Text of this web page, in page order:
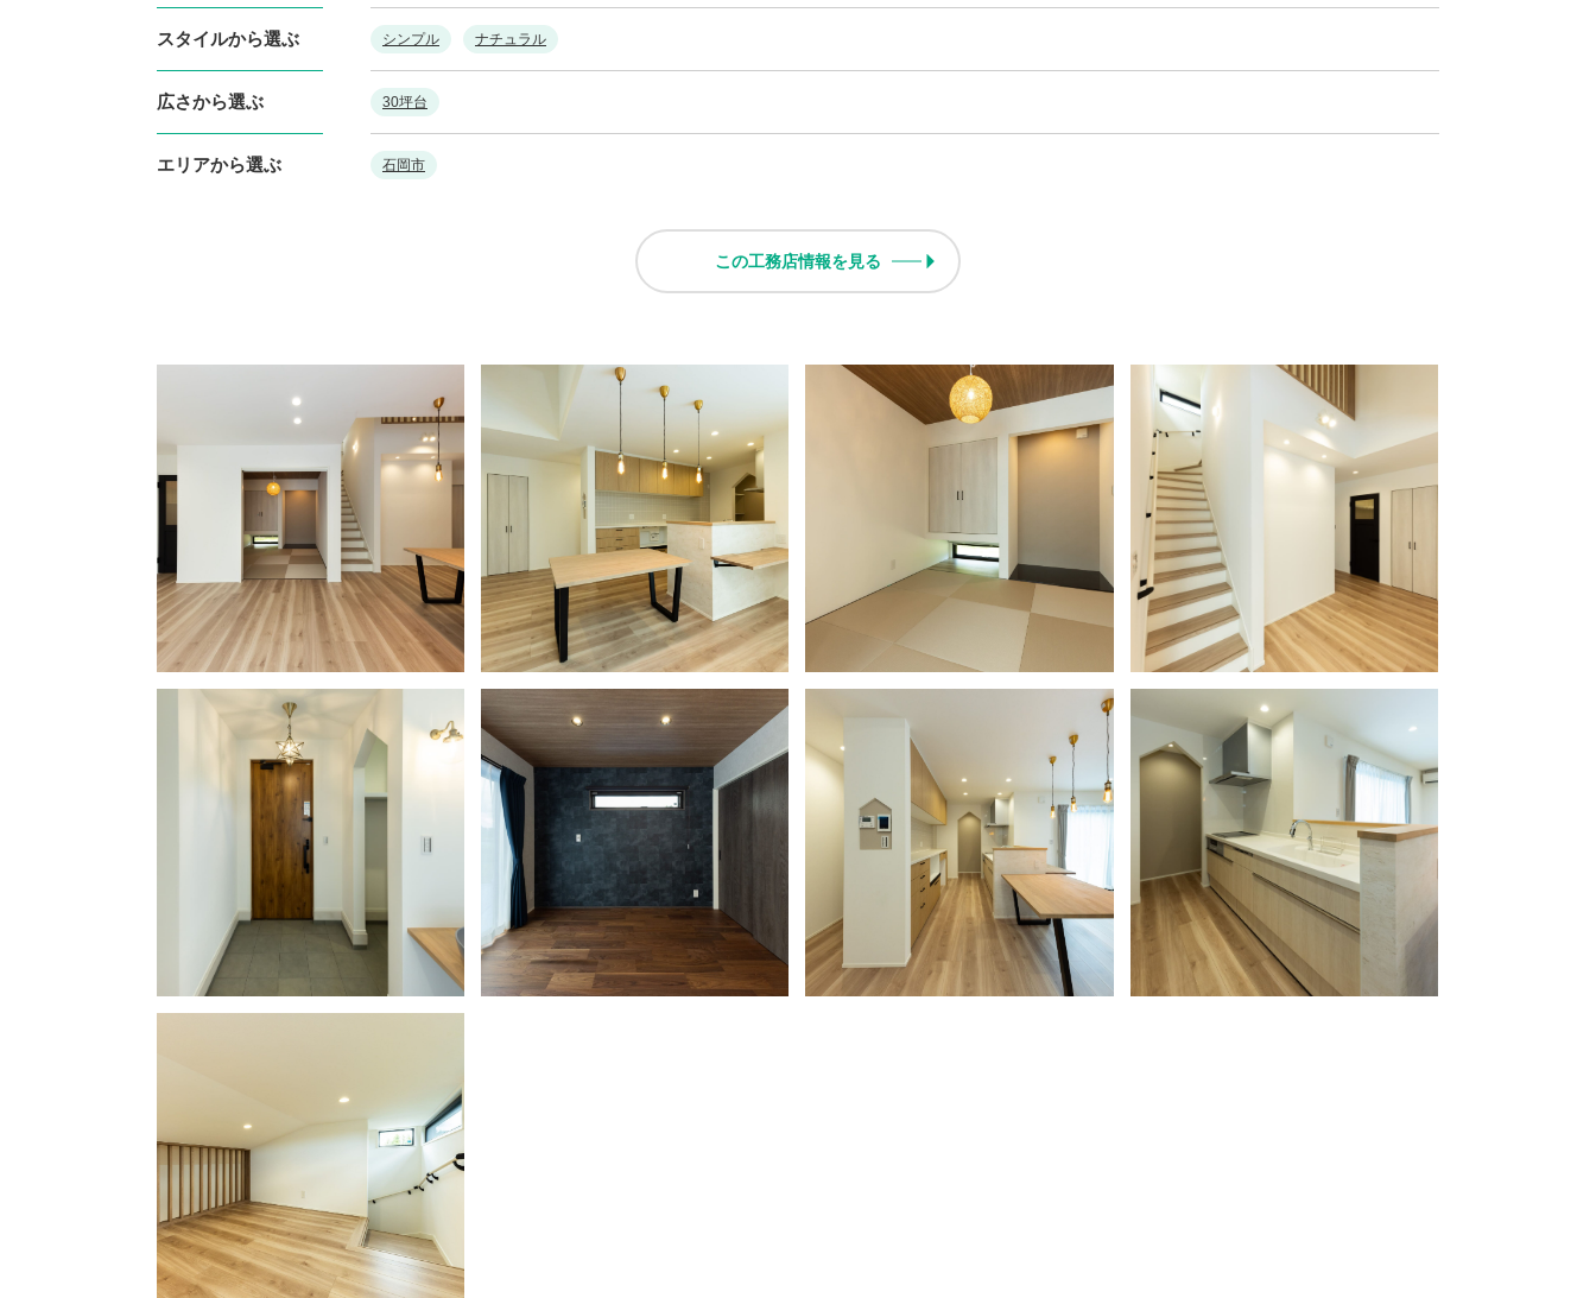
スタイルから選ぶ シンプル ナチュラル
広さから選ぶ 30坪台
エリアから選ぶ 石岡市
この工務店情報を見る